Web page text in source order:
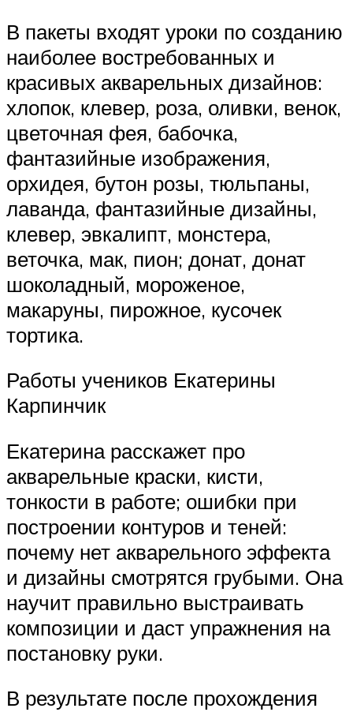
В пакеты входят уроки по созданию
наиболее востребованных и
красивых акварельных дизайнов:
хлопок, клевер, роза, оливки, венок,
цветочная фея, бабочка,
фантазийные изображения,
орхидея, бутон розы, тюльпаны,
лаванда, фантазийные дизайны,
клевер, эвкалипт, монстера,
веточка, мак, пион; донат, донат
шоколадный, мороженое,
макаруны, пирожное, кусочек
тортика.
Работы учеников Екатерины
Карпинчик
Екатерина расскажет про
акварельные краски, кисти,
тонкости в работе; ошибки при
построении контуров и теней:
почему нет акварельного эффекта
и дизайны смотрятся грубыми. Она
научит правильно выстраивать
композиции и даст упражнения на
постановку руки.
В результате после прохождения